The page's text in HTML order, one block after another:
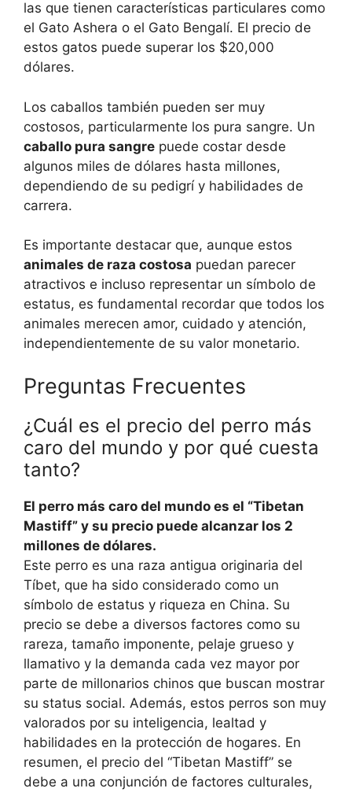
las que tienen características particulares como
el Gato Ashera o el Gato Bengalí. El precio de
estos gatos puede superar los $20,000
dólares.
Los caballos también pueden ser muy
costosos, particularmente los pura sangre. Un
caballo pura sangre puede costar desde
algunos miles de dólares hasta millones,
dependiendo de su pedigrí y habilidades de
carrera.
Es importante destacar que, aunque estos
animales de raza costosa puedan parecer
atractivos e incluso representar un símbolo de
estatus, es fundamental recordar que todos los
animales merecen amor, cuidado y atención,
independientemente de su valor monetario.
Preguntas Frecuentes
¿Cuál es el precio del perro más
caro del mundo y por qué cuesta
tanto?
El perro más caro del mundo es el “Tibetan
Mastiff” y su precio puede alcanzar los 2
millones de dólares.
Este perro es una raza antigua originaria del
Tíbet, que ha sido considerado como un
símbolo de estatus y riqueza en China. Su
precio se debe a diversos factores como su
rareza, tamaño imponente, pelaje grueso y
llamativo y la demanda cada vez mayor por
parte de millonarios chinos que buscan mostrar
su status social. Además, estos perros son muy
valorados por su inteligencia, lealtad y
habilidades en la protección de hogares. En
resumen, el precio del “Tibetan Mastiff” se
debe a una conjunción de factores culturales,